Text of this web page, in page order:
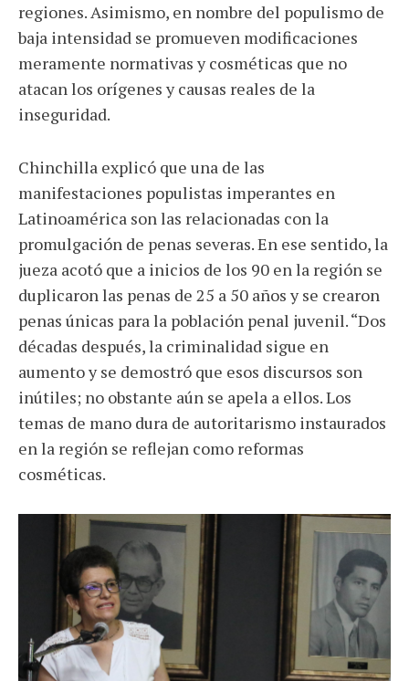
regiones. Asimismo, en nombre del populismo de
baja intensidad se promueven modificaciones
meramente normativas y cosméticas que no
atacan los orígenes y causas reales de la
inseguridad.
Chinchilla explicó que una de las
manifestaciones populistas imperantes en
Latinoamérica son las relacionadas con la
promulgación de penas severas. En ese sentido, la
jueza acotó que a inicios de los 90 en la región se
duplicaron las penas de 25 a 50 años y se crearon
penas únicas para la población penal juvenil. “Dos
décadas después, la criminalidad sigue en
aumento y se demostró que esos discursos son
inútiles; no obstante aún se apela a ellos. Los
temas de mano dura de autoritarismo instaurados
en la región se reflejan como reformas
cosméticas.